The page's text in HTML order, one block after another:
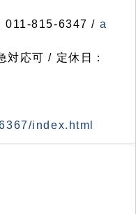
011-815-6347 / a
応可 / 定休日：
index.html